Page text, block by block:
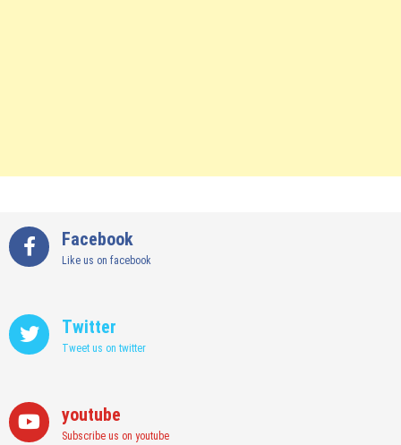
Facebook
Like us on facebook
Twitter
Tweet us on twitter
youtube
Subscribe us on youtube